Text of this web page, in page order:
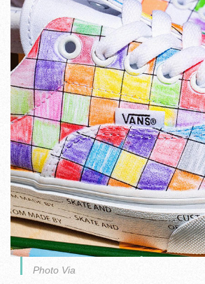
Photo Via